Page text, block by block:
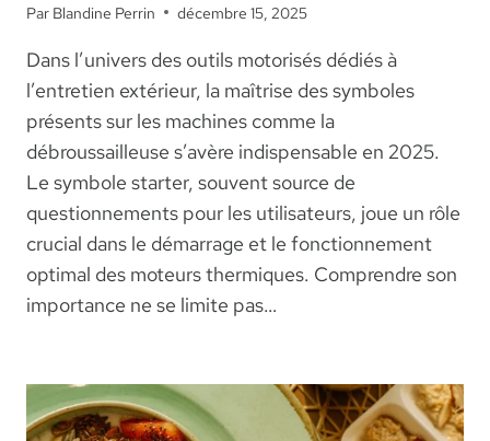
Par Blandine Perrin décembre 15, 2025
Dans l’univers des outils motorisés dédiés à
l’entretien extérieur, la maîtrise des symboles
présents sur les machines comme la
débroussailleuse s’avère indispensable en 2025.
Le symbole starter, souvent source de
questionnements pour les utilisateurs, joue un rôle
crucial dans le démarrage et le fonctionnement
optimal des moteurs thermiques. Comprendre son
importance ne se limite pas…